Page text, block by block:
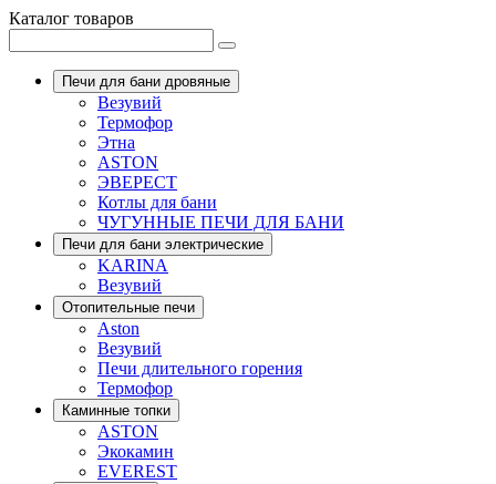
Каталог товаров
Печи для бани дровяные
Везувий
Термофор
Этна
ASTON
ЭВЕРЕСТ
Котлы для бани
ЧУГУННЫЕ ПЕЧИ ДЛЯ БАНИ
Печи для бани электрические
KARINA
Везувий
Отопительные печи
Aston
Везувий
Печи длительного горения
Термофор
Каминные топки
ASTON
Экокамин
EVEREST